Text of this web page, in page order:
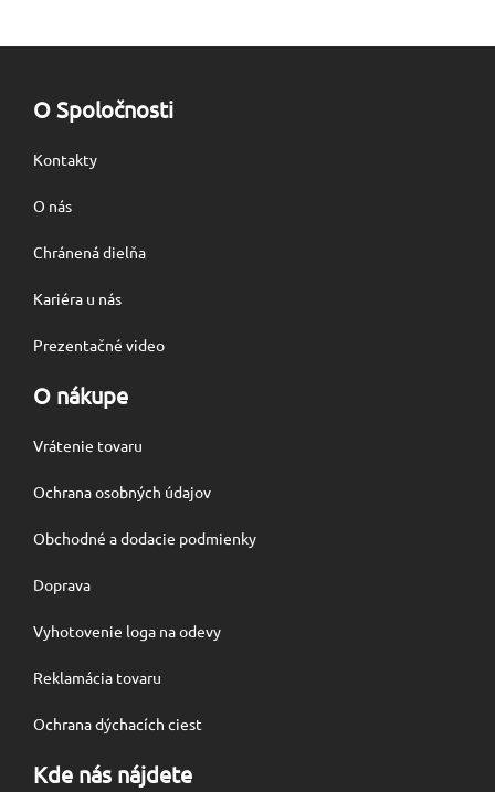
O Spoločnosti
Kontakty
O nás
Chránená dielňa
Kariéra u nás
Prezentačné video
O nákupe
Vrátenie tovaru
Ochrana osobných údajov
Obchodné a dodacie podmienky
Doprava
Vyhotovenie loga na odevy
Reklamácia tovaru
Ochrana dýchacích ciest
Kde nás nájdete